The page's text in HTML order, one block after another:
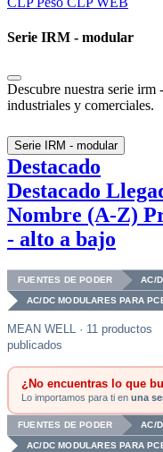
Serie IRM - modular
Descubre nuestra serie irm
industriales y comerciales.
Serie IRM - modular
Destacado
Destacado
Nombre (A-Z)
- alto a bajo
FUENTES DE PODER AC/
AC/DC MODULARES PARA
MEAN WELL · 11 productos
publicados
¿No encuentras lo que
Lo importamos para ti en una
FUENTES DE PODER AC/
AC/DC MODULARES PARA